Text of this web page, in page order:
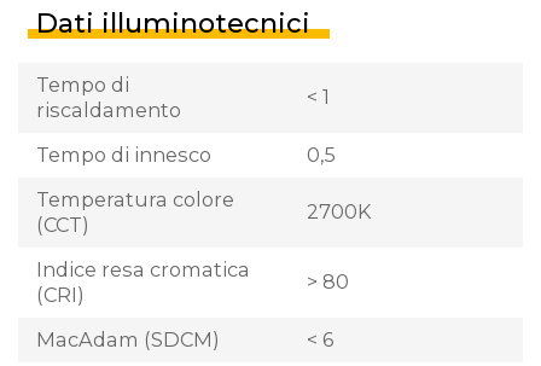
Dati illuminotecnici
Tempo di
riscaldamento
< 1
Tempo di innesco
0,5
Temperatura colore
(CCT)
2700K
Indice resa cromatica
(CRI)
> 80
MacAdam (SDCM) < 6